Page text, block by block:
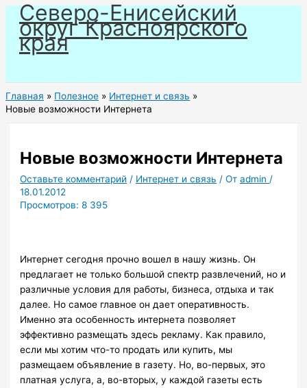
Перейти
содержимому
Северо-Енисейский
округ Красноярского
края
Главная Полезное
Интернет и связь
Новые возможности Интернета
Новые возможности Интернета
Оставьте комментарий / Интернет и связь / Отadmin /
18.01.2012
Просмотров: 8 395
Интернет сегодня прочно вошел в нашу жизнь. Он
предлагает не только большой спектр развлечений, но и
различные условия для работы, бизнеса, отдыха и так
далее. Но самое главное он дает оперативность.
Именно эта особенность интернета позволяет
эффективно размещать здесь рекламу. Как правило,
если мы хотим что-то продать или купить, мы
размещаем объявление в газету. Но, во-первых, это
платная услуга, а, во-вторых, у каждой газеты есть